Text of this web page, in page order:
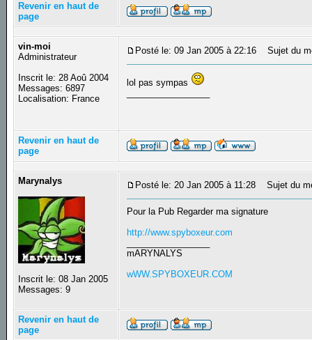
Revenir en haut de
page
vin-moi
Administrateur
Inscrit le: 28 Aoû 2004
Messages: 6897
Localisation: France
Posté le: 09 Jan 2005 à 22:16 Sujet du
lol pas sympas
Revenir en haut de
page
Marynalys
Inscrit le: 08 Jan 2005
Messages: 9
Posté le: 20 Jan 2005 à 11:28 Sujet du
Pour la Pub Regarder ma signature
http://www.spyboxeur.com
mARYNALYS
wWW.SPYBOXEUR.COM
Revenir en haut de
page